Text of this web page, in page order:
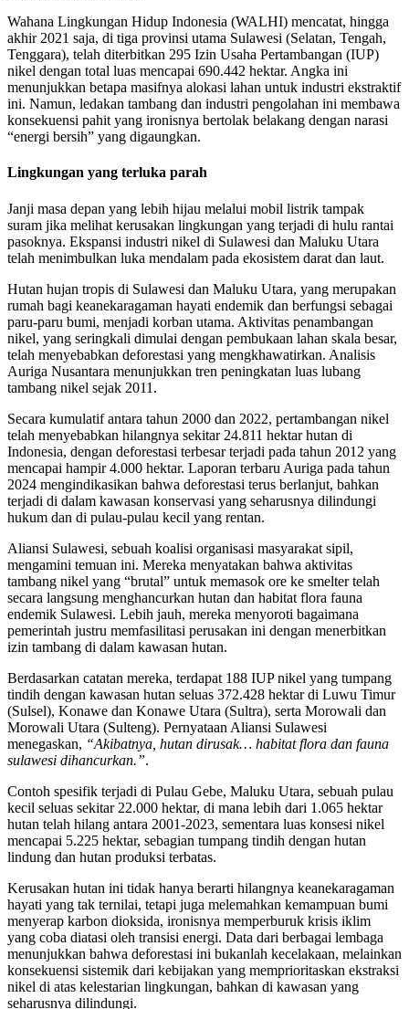
Wahana Lingkungan Hidup Indonesia (WALHI) mencatat, hingga
akhir 2021 saja, di tiga provinsi utama Sulawesi (Selatan, Tengah,
Tenggara), telah diterbitkan 295 Izin Usaha Pertambangan (IUP)
nikel dengan total luas mencapai 690.442 hektar. Angka ini
menunjukkan betapa masifnya alokasi lahan untuk industri ekstraktif
ini. Namun, ledakan tambang dan industri pengolahan ini membawa
konsekuensi pahit yang ironisnya bertolak belakang dengan narasi
“energi bersih” yang digaungkan.
Lingkungan yang terluka parah
Janji masa depan yang lebih hijau melalui mobil listrik tampak
suram jika melihat kerusakan lingkungan yang terjadi di hulu rantai
pasoknya. Ekspansi industri nikel di Sulawesi dan Maluku Utara
telah menimbulkan luka mendalam pada ekosistem darat dan laut.
Hutan hujan tropis di Sulawesi dan Maluku Utara, yang merupakan
rumah bagi keanekaragaman hayati endemik dan berfungsi sebagai
paru-paru bumi, menjadi korban utama. Aktivitas penambangan
nikel, yang seringkali dimulai dengan pembukaan lahan skala besar,
telah menyebabkan deforestasi yang mengkhawatirkan. Analisis
Auriga Nusantara menunjukkan tren peningkatan luas lubang
tambang nikel sejak 2011.
Secara kumulatif antara tahun 2000 dan 2022, pertambangan nikel
telah menyebabkan hilangnya sekitar 24.811 hektar hutan di
Indonesia, dengan deforestasi terbesar terjadi pada tahun 2012 yang
mencapai hampir 4.000 hektar. Laporan terbaru Auriga pada tahun
2024 mengindikasikan bahwa deforestasi terus berlanjut, bahkan
terjadi di dalam kawasan konservasi yang seharusnya dilindungi
hukum dan di pulau-pulau kecil yang rentan.
Aliansi Sulawesi, sebuah koalisi organisasi masyarakat sipil,
mengamini temuan ini. Mereka menyatakan bahwa aktivitas
tambang nikel yang “brutal” untuk memasok ore ke smelter telah
secara langsung menghancurkan hutan dan habitat flora fauna
endemik Sulawesi. Lebih jauh, mereka menyoroti bagaimana
pemerintah justru memfasilitasi perusakan ini dengan menerbitkan
izin tambang di dalam kawasan hutan.
Berdasarkan catatan mereka, terdapat 188 IUP nikel yang tumpang
tindih dengan kawasan hutan seluas 372.428 hektar di Luwu Timur
(Sulsel), Konawe dan Konawe Utara (Sultra), serta Morowali dan
Morowali Utara (Sulteng). Pernyataan Aliansi Sulawesi
menegaskan, “Akibatnya, hutan dirusak… habitat flora dan fauna
sulawesi dihancurkan.”.
Contoh spesifik terjadi di Pulau Gebe, Maluku Utara, sebuah pulau
kecil seluas sekitar 22.000 hektar, di mana lebih dari 1.065 hektar
hutan telah hilang antara 2001-2023, sementara luas konsesi nikel
mencapai 5.225 hektar, sebagian tumpang tindih dengan hutan
lindung dan hutan produksi terbatas.
Kerusakan hutan ini tidak hanya berarti hilangnya keanekaragaman
hayati yang tak ternilai, tetapi juga melemahkan kemampuan bumi
menyerap karbon dioksida, ironisnya memperburuk krisis iklim
yang coba diatasi oleh transisi energi. Data dari berbagai lembaga
menunjukkan bahwa deforestasi ini bukanlah kecelakaan, melainkan
konsekuensi sistemik dari kebijakan yang memprioritaskan ekstraksi
nikel di atas kelestarian lingkungan, bahkan di kawasan yang
seharusnya dilindungi.